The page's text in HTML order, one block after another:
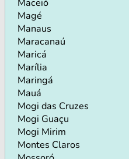
Maceió
Magé
Manaus
Maracanaú
Maricá
Marília
Maringá
Mauá
Mogi das Cruzes
Mogi Guaçu
Mogi Mirim
Montes Claros